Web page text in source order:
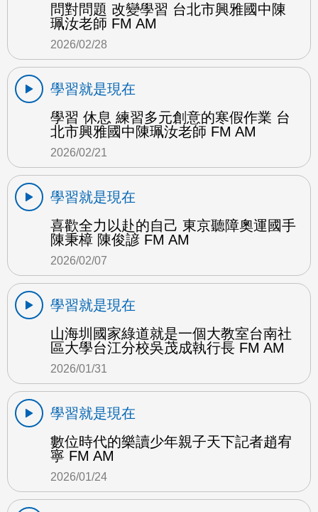
問對問題 改變學習 台北市興雅國中陳
珮汝老師 FM AM
2026/02/28
學習就是現在
學習 休息 練習多元創意的寒假作業 台
北市興雅國中陳珮汝老師 FM AM
2026/02/21
學習就是現在
喜歡全力以赴的自己 東京聽障奧運國手
陳秉樟 陳俊諺 FM AM
2026/02/07
學習就是現在
山海圳國家綠道就是一個大教室台南社
區大學台江分校吳茂成執行長 FM AM
2026/01/31
學習就是現在
數位時代的樂讀少年親子天下記者趙宥
寧 FM AM
2026/01/24